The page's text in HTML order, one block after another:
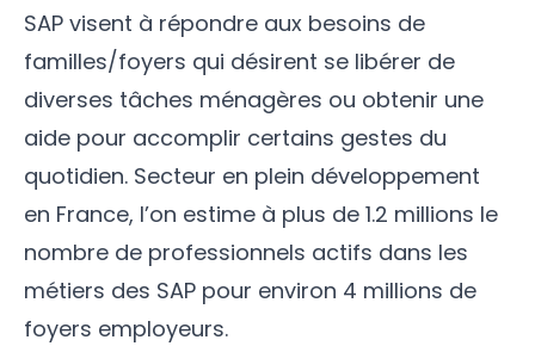
SAP visent à répondre aux besoins de
familles/foyers qui désirent se libérer de
diverses tâches ménagères ou obtenir une
aide pour accomplir certains gestes du
quotidien. Secteur en plein développement
en France, l’on estime à plus de 1.2 millions le
nombre de professionnels actifs dans les
métiers des SAP pour environ 4 millions de
foyers employeurs.